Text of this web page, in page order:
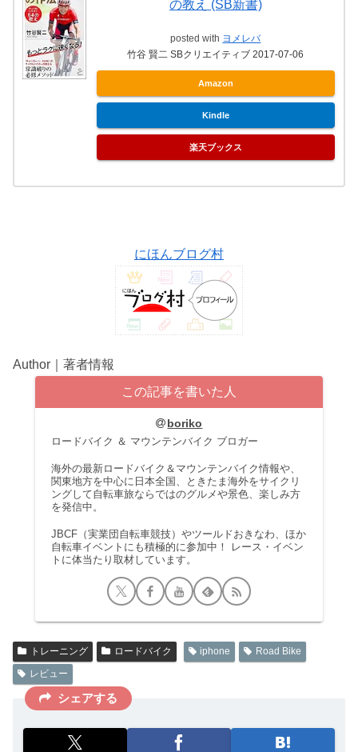
の教え (SB新書)
posted with ヨメレバ
竹谷 賢二 SBクリエイティブ 2017-07-06
Amazon
Kindle
楽天ブックス
にほんブログ村
Author｜著者情報
この記事を書いた人
boriko
ロードバイク ＆ マウンテンバイク ブロガー
海外の最新ロードバイク＆マウンテンバイク情報や、
関東地方を中心に日本全国、ときたま海外をサイクリ
ングして自転車旅ならではのグルメや景色、楽しみ方
を発信中。
JBCF（実業団自転車競技）やツールドおきなわ、ほか
自転車イベントにも積極的に参加中！ レース・イベン
トに体当たり取材しています。
トレーニング ロードバイク iphone
Road Bike
レビュー
シェアする